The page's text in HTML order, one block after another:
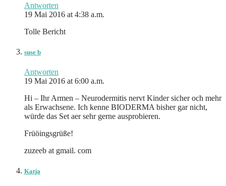
Antworten
19 Mai 2016 at 4:38 a.m.
Tolle Bericht
suse b
Antworten
19 Mai 2016 at 6:00 a.m.
Hi – Ihr Armen – Neurodermitis nervt Kinder sicher och mehr
als Erwachsene. Ich kenne BIODERMA bisher gar nicht,
würde das Set aer sehr gerne ausprobieren.
Früöingsgrüße!
zuzeeb at gmail. com
Katja